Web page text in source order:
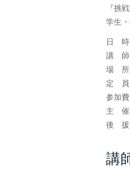
『挑
学生
日 時
講 師
場 所
定 員
参加
主 催
後 援
講